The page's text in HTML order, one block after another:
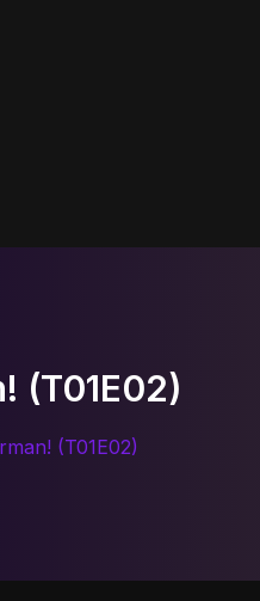
(T01E02)
(T01E02)